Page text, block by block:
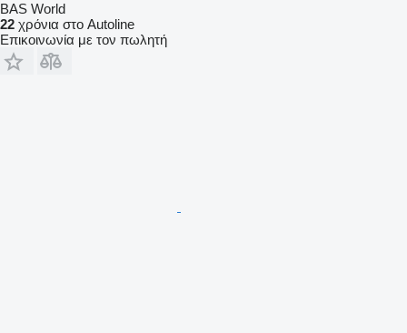
BAS World
22 χρόνια στο Autoline
Επικοινωνία με τον πωλητή